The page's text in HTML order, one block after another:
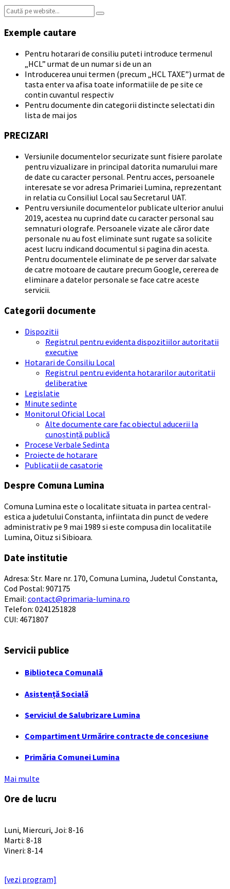
Search:
Exemple cautare
Pentru hotarari de consiliu puteti introduce termenul
„HCL” urmat de un numar si de un an
Introducerea unui termen (precum „HCL TAXE”) urmat de
tasta enter va afisa toate informatiile de pe site ce
contin cuvantul respectiv
Pentru documente din categorii distincte selectati din
lista de mai jos
PRECIZARI
Versiunile documentelor securizate sunt fisiere parolate
pentru vizualizare in principal datorita numarului mare
de date cu caracter personal. Pentru acces, persoanele
interesate se vor adresa Primariei Lumina, reprezentant
in relatia cu Consiliul Local sau Secretarul UAT.
Pentru versiunile documentelor publicate ulterior anului
2019, acestea nu cuprind date cu caracter personal sau
semnaturi olografe. Persoanele vizate ale căror date
personale nu au fost eliminate sunt rugate sa solicite
acest lucru indicand documentul si pagina din acesta.
Pentru documentele eliminate de pe server dar salvate
de catre motoare de cautare precum Google, cererea de
eliminare a datelor personale se face catre aceste
servicii.
Categorii documente
Dispozitii
Registrul pentru evidenta dispozitiilor autoritatii
executive
Hotarari de Consiliu Local
Registrul pentru evidenta hotararilor autoritatii
deliberative
Legislatie
Minute sedinte
Monitorul Oficial Local
Alte documente care fac obiectul aducerii la
cunoștință publică
Procese Verbale Sedinta
Proiecte de hotarare
Publicatii de casatorie
Despre Comuna Lumina
Comuna Lumina este o localitate situata in partea central-
estica a judetului Constanta, infiintata din punct de vedere
administrativ pe 9 mai 1989 si este compusa din localitatile
Lumina, Oituz si Sibioara.
Date institutie
Adresa: Str. Mare nr. 170, Comuna Lumina, Judetul Constanta,
Cod Postal: 907175
Email: contact@primaria-lumina.ro
Telefon: 0241251828
CUI: 4671807
Servicii publice
Biblioteca Comunală
Asistență Socială
Serviciul de Salubrizare Lumina
Compartiment Urmărire contracte de concesiune
Primăria Comunei Lumina
Mai multe
Ore de lucru
Luni, Miercuri, Joi: 8-16
Marti: 8-18
Vineri: 8-14
[vezi program]